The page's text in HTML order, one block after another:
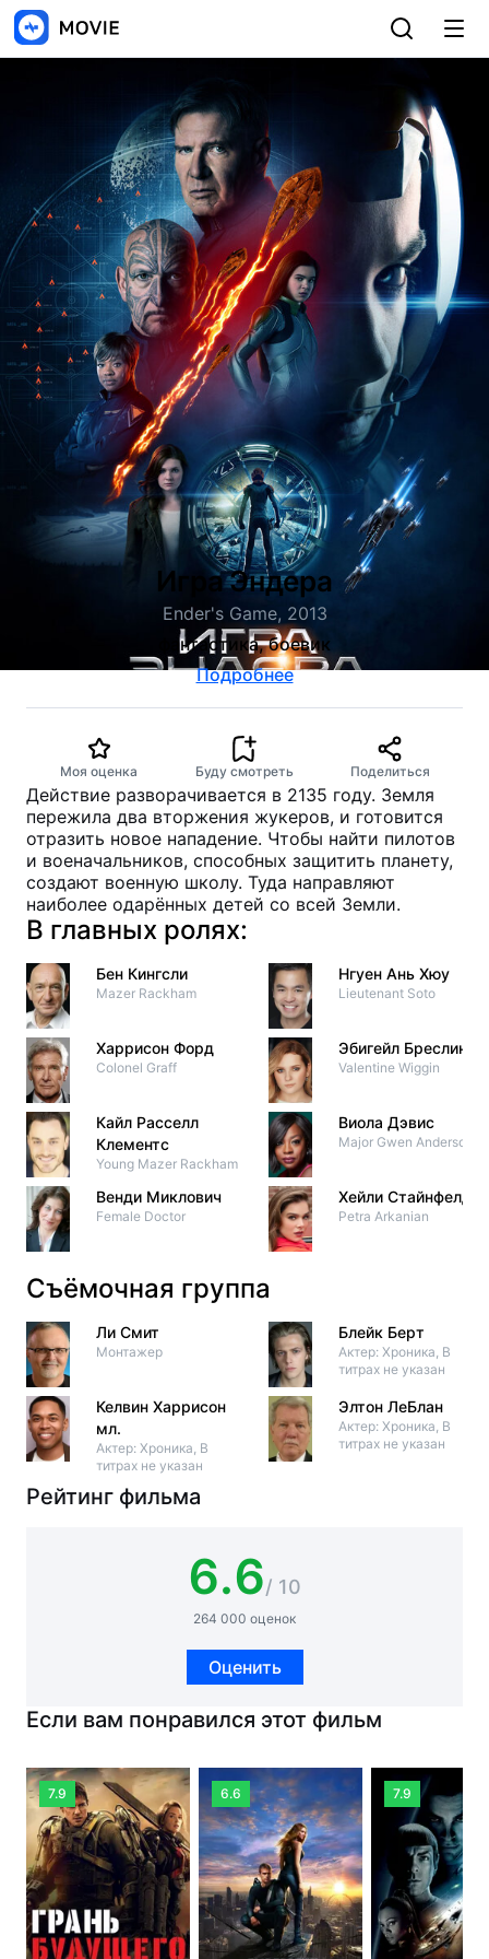
Игра Эндера
Ender's Game, 2013
фантастика, боевик
Подробнее
Моя оценка Буду смотреть Поделиться
Действие разворачивается в 2135 году. Земля
пережила два вторжения жукеров, и готовится
отразить новое нападение. Чтобы найти пилотов
и военачальников, способных защитить планету,
создают военную школу. Туда направляют
наиболее одарённых детей со всей Земли.
В главных ролях:
Бен Кингсли
Mazer Rackham
Харрисон Форд
Colonel Graff
Кайл Расселл
Клементс
Young Mazer Rackham
Венди Миклович
Female Doctor
Нгуен Ань Хюу
Lieutenant Soto
Эбигейл Бреслин
Valentine Wiggin
Виола Дэвис
Major Gwen Anderson
Хейли Стайнфелд
Petra Arkanian
Съёмочная группа
Ли Смит
Монтажер
Келвин Харрисон
мл.
Актер: Хроника, В
титрах не указан
Блейк Берт
Актер: Хроника, В
титрах не указан
Элтон ЛеБлан
Актер: Хроника, В
титрах не указан
Рейтинг фильма
6.6/ 10
264 000 оценок
Оценить
Если вам понравился этот фильм
7.9 6.6 7.9